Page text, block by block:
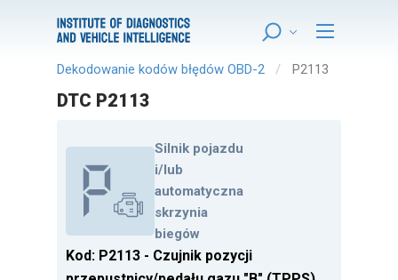
Dekodowanie kodów błędów OBD-2 P2113
DTC P2113
Silnik pojazdu
i/lub
automatyczna
skrzynia
biegów
Kod: P2113 - Czujnik pozycji